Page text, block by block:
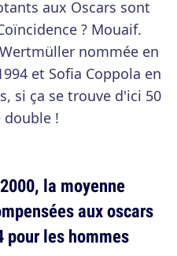
aux Oscars sont
? Mouaif.
nommée en
et Sofia Coppola en
si ça se trouve d'ici 50
double !
la moyenne
aux oscars
pour les hommes